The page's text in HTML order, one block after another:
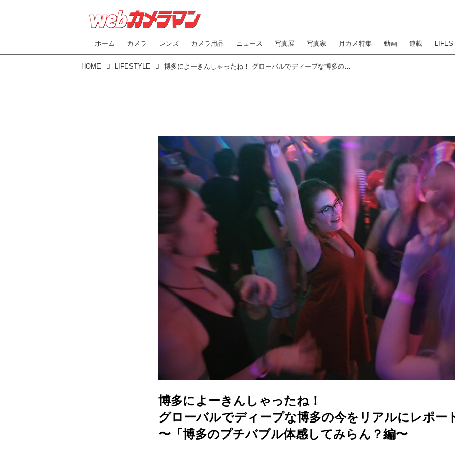
ホーム カメラ レンズ カメラ用品 ニュース 写真展 写真家 月カメ特集 動画 連載
HOME LIFESTYLE 博多によーきんしゃったね！ グローバルでディープな博多の今をリアルにレポート！ 〜「博多のプチバブル体感してみらん？編〜
博多によーきんしゃったね！
グローバルでディープな博多の今をリアルにレポー
〜「博多のプチバブル体感してみらん？編〜